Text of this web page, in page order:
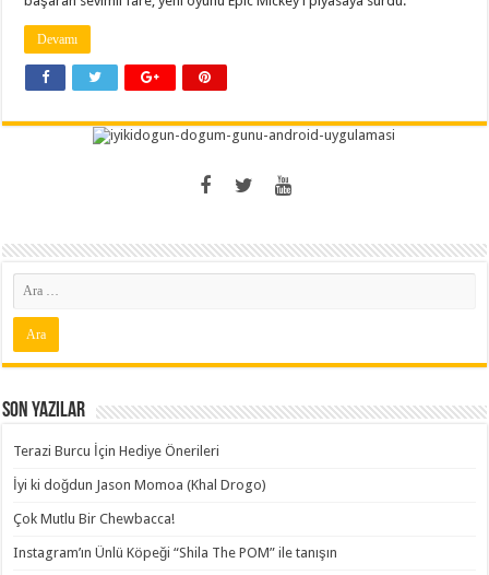
Devamı
Son Yazılar
Terazi Burcu İçin Hediye Önerileri
İyi ki doğdun Jason Momoa (Khal Drogo)
Çok Mutlu Bir Chewbacca!
Instagram’ın Ünlü Köpeği “Shila The POM” ile tanışın